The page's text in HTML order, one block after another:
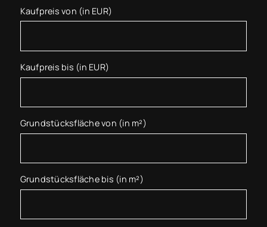
Kaufpreis von (in EUR)
Kaufpreis bis (in EUR)
Grundstücksfläche von (in m²)
Grundstücksfläche bis (in m²)